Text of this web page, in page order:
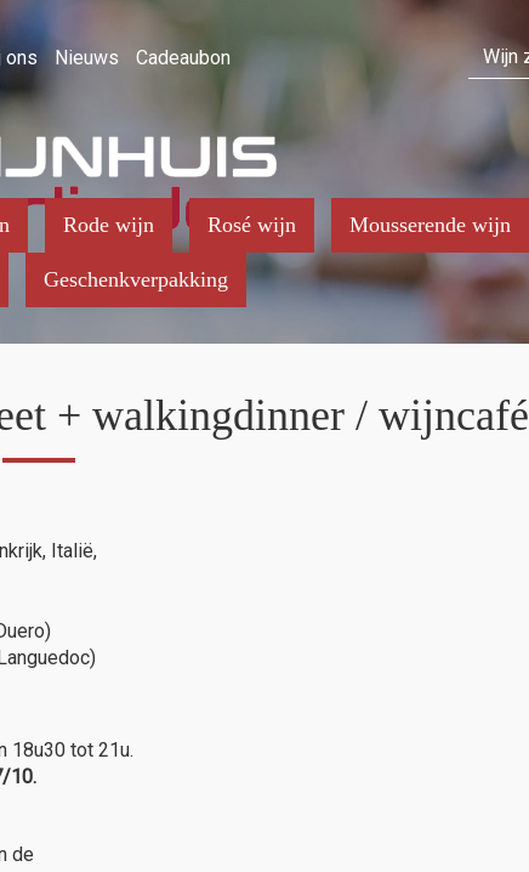
ons Nieuws Cadeaubon
Rode wijn Rosé wijn Mousserende wijn
Geschenkverpakking
+ walkingdinner / wijncafé
Italië,
18u30 tot 21u.
10.
de